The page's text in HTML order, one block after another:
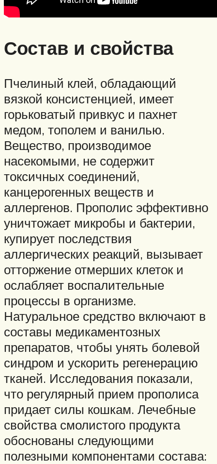
Состав и свойства
Пчелиный клей, обладающий
вязкой консистенцией, имеет
горьковатый привкус и пахнет
медом, тополем и ванилью.
Вещество, производимое
насекомыми, не содержит
токсичных соединений,
канцерогенных веществ и
аллергенов. Прополис эффективно
уничтожает микробы и бактерии,
купирует последствия
аллергических реакций, вызывает
отторжение отмерших клеток и
ослабляет воспалительные
процессы в организме.
Натуральное средство включают в
составы медикаментозных
препаратов, чтобы унять болевой
синдром и ускорить регенерацию
тканей. Исследования показали,
что регулярный прием прополиса
придает силы кошкам. Лечебные
свойства смолистого продукта
обоснованы следующими
полезными компонентами состава: